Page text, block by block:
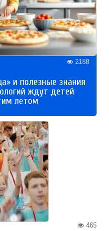
2188
и полезные знания
ждут детей
летом
465